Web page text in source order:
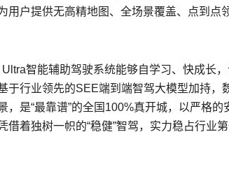
用户提供无高精地图、全场景覆盖、点到点
智能辅助驾驶系统能够自学习、快成长
于行业领先的SEE端到端智驾大模型加持，
，是“最靠谱”的全国100%真开城，以严格
借着独树一帜的“稳健”智驾，实力稳占行业